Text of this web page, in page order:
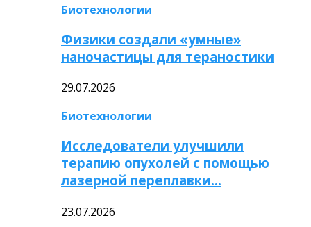
Биотехнологии
Физики создали «умные»
наночастицы для тераностики
29.07.2026
Биотехнологии
Исследователи улучшили
терапию опухолей с помощью
лазерной переплавки…
23.07.2026